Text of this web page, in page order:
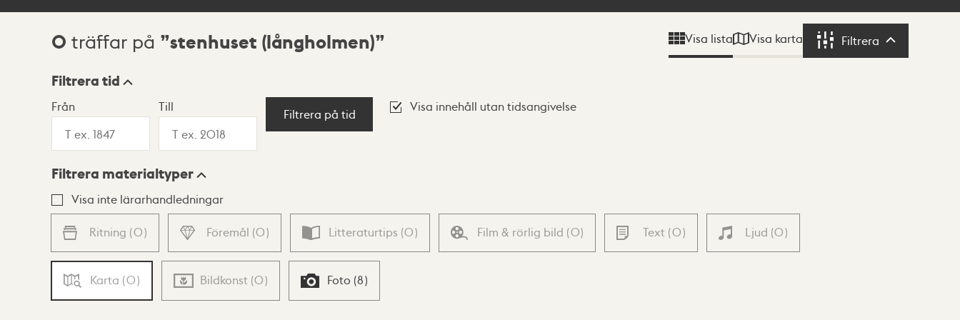
Sökresultat
0 träffar på stenhuset (långholmen) Visa lista Visa karta Filtrera Filtrera
Visningsläge
Lista Karta
Filtrera tid
Från Till
Filtrera på tid
Visa innehåll utan tidsangivelse
Filtrera materialtyper
Visa inte lärarhandledningar
Ritning (0) Föremål (0) Litteraturtips (0) Film & rörlig bild (0) Text (0) Ljud (0)
Karta (0) Bildkonst (0) Foto (8)